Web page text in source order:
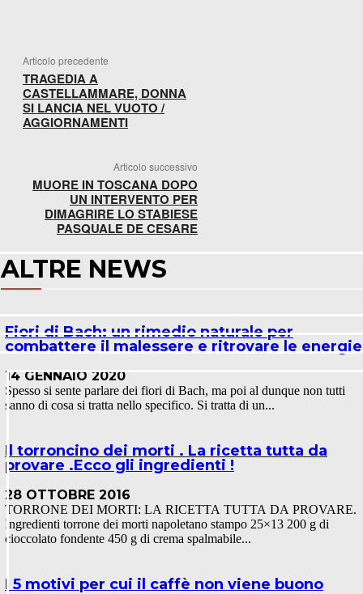
Articolo precedente
TRAGEDIA A
CASTELLAMMARE, DONNA
SI LANCIA NEL VUOTO /
AGGIORNAMENTI
Articolo successivo
MUORE IN TOSCANA DOPO
UN INTERVENTO PER
DIMAGRIRE LO STABIESE
PASQUALE DE CESARE
ALTRE NEWS
Fiori di Bach: un rimedio naturale per
combattere il malessere e ritrovare le energie
14 GENNAIO 2020
Spesso si sente parlare dei fiori di Bach, ma poi al dunque non tutti
sanno di cosa si tratta nello specifico. Si tratta di un...
Il torroncino dei morti . La ricetta tutta da
provare .Ecco gli ingredienti !
28 OTTOBRE 2016
TORRONE DEI MORTI: LA RICETTA TUTTA DA PROVARE.
Ingredienti torrone dei morti napoletano stampo 25×13 200 g di
cioccolato fondente 450 g di crema spalmabile...
I 5 motivi per cui il caffè non viene buono